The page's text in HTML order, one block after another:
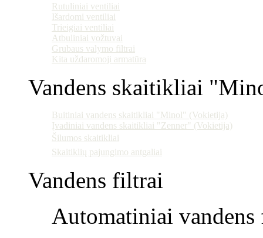
Rutuliniai ventiliai
Išardomi ventiliai
Trieigiai ventiliai
Atbuliniai vožtuvai
Grubaus valymo filtrai
Kita uždaromoji armatūra
Vandens skaitikliai
Buitiniai vandens skaitikliai "Minol" (Vokietija)
Įvadiniai vandens skaitikliai "Zenner" (Vokietija)
Šilumos skaitikliai
Skaitiklių pajungimo antgaliai
Vandens filtrai
Automatiniai